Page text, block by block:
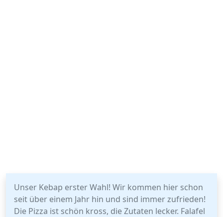
Unser Kebap erster Wahl! Wir kommen hier schon
seit über einem Jahr hin und sind immer zufrieden!
Die Pizza ist schön kross, die Zutaten lecker. Falafel